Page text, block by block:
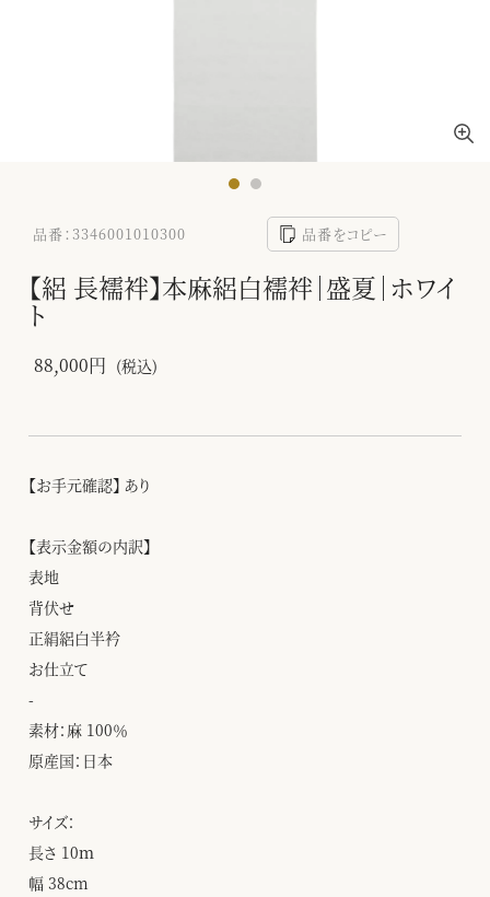
品番：3346001010300 品番をコピー
【絽 長襦袢】本麻絽白襦袢｜盛夏｜ホワイ
ト
88,000円 (税込)
【お手元確認】 あり
【表示金額の内訳】
表地
背伏せ
正絹絽白半衿
お仕立て
-
素材：麻 100％
原産国：日本
サイズ：
長さ 10ｍ
幅 38cm